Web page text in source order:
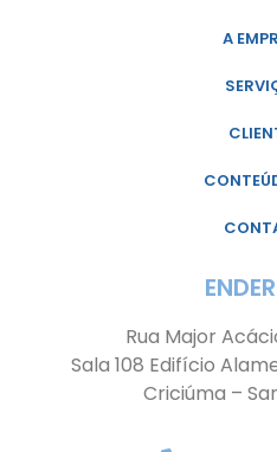
A
Rua Major
Sala 108 Edifício
Criciúma –